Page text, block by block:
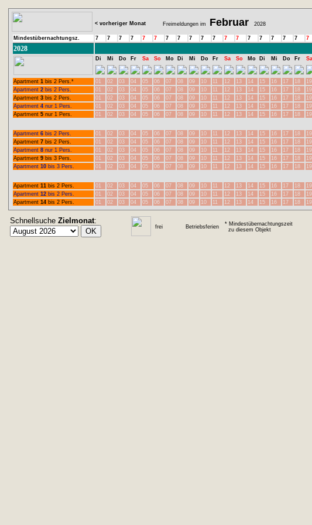
< vorheriger Monat Freimeldungen im Februar 2028
Mindestübernachtungsz. 7 7 7 7 7 7 7 7 7 7 7 7 7 7 7 7 7 7 7
2028
Di Mi Do Fr Sa So Mo Di Mi Do Fr Sa So Mo Di Mi Do Fr Sa
Apartment 1 bis 2 Pers.* 01 02 03 04 05 06 07 08 09 10 11 12 13 14 15 16 17 18 19
Apartment 2 bis 2 Pers. 01 02 03 04 05 06 07 08 09 10 11 12 13 14 15 16 17 18 19
Apartment 3 bis 2 Pers. 01 02 03 04 05 06 07 08 09 10 11 12 13 14 15 16 17 18 19
Apartment 4 nur 1 Pers. 01 02 03 04 05 06 07 08 09 10 11 12 13 14 15 16 17 18 19
Apartment 5 nur 1 Pers. 01 02 03 04 05 06 07 08 09 10 11 12 13 14 15 16 17 18 19
Apartment 6 bis 2 Pers. 01 02 03 04 05 06 07 08 09 10 11 12 13 14 15 16 17 18 19
Apartment 7 bis 2 Pers. 01 02 03 04 05 06 07 08 09 10 11 12 13 14 15 16 17 18 19
Apartment 8 nur 1 Pers. 01 02 03 04 05 06 07 08 09 10 11 12 13 14 15 16 17 18 19
Apartment 9 bis 3 Pers. 01 02 03 04 05 06 07 08 09 10 11 12 13 14 15 16 17 18 19
Apartment 10 bis 3 Pers. 01 02 03 04 05 06 07 08 09 10 11 12 13 14 15 16 17 18 19
Apartment 11 bis 2 Pers. 01 02 03 04 05 06 07 08 09 10 11 12 13 14 15 16 17 18 19
Apartment 12 bis 2 Pers. 01 02 03 04 05 06 07 08 09 10 11 12 13 14 15 16 17 18 19
Apartment 14 bis 2 Pers. 01 02 03 04 05 06 07 08 09 10 11 12 13 14 15 16 17 18 19
Schnellsuche Zielmonat:
frei Betriebsferien
* Mindestübernachtungszeit
zu diesem Objekt